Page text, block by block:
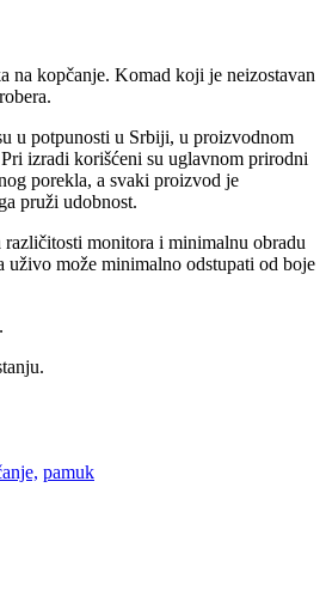
na kopčanje. Komad koji je neizostavan
u potpunosti u Srbiji, u proizvodnom
izradi korišćeni su uglavnom prirodni
porekla, a svaki proizvod je
pruži udobnost.
različitosti monitora i minimalnu obradu
može minimalno odstupati od boje
pamuk